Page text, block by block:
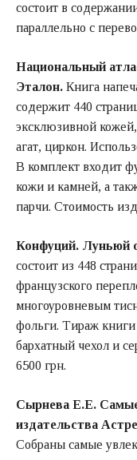
состоит в
параллельно с
Национальный
Эталон. Книга
содержит 440
эксклюзивной
агат, циркон.
В комплект входит
кожи и камней, а
парчи. Стоимость
Конфуций. Луньюй
состоит из 448
французского
многоуровневым
фольги. Тираж
бархатный чехол и
6500 грн.
Сырнева Е.Е.
издательства
Собраны самые